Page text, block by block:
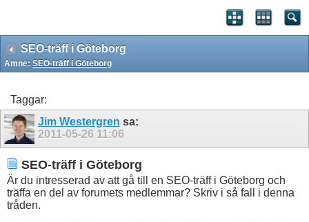
SEO-träff i Göteborg
Ämne: SEO-träff i Göteborg
Taggar:
Jim Westergren sa:
2011-05-26 11:06
SEO-träff i Göteborg
Är du intresserad av att gå till en SEO-träff i Göteborg och
träffa en del av forumets medlemmar? Skriv i så fall i denna
tråden.